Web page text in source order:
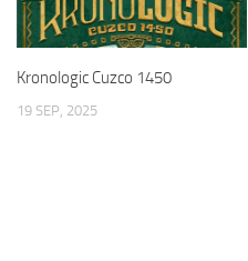
Kronologic Cuzco 1450
19 SEP, 2025